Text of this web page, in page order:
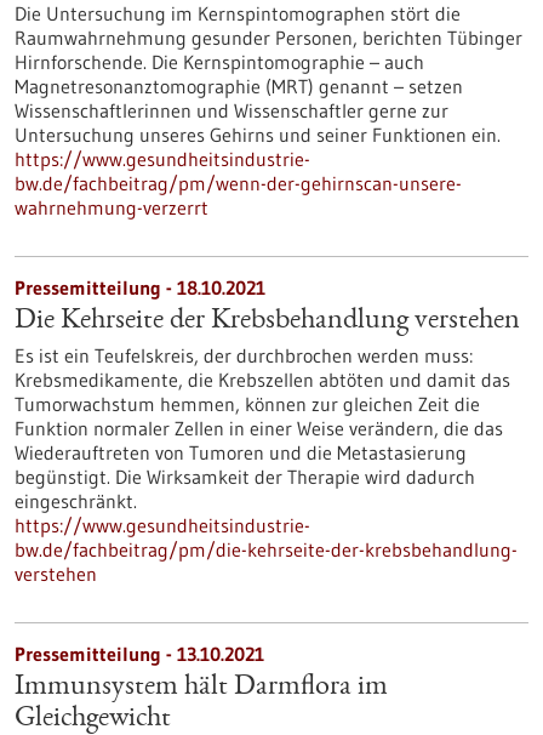
Die Untersuchung im Kernspintomographen stört die
Raumwahrnehmung gesunder Personen, berichten Tübinger
Hirnforschende. Die Kernspintomographie – auch
Magnetresonanztomographie (MRT) genannt – setzen
Wissenschaftlerinnen und Wissenschaftler gerne zur
Untersuchung unseres Gehirns und seiner Funktionen ein.
https://www.gesundheitsindustrie-
bw.de/fachbeitrag/pm/wenn-der-gehirnscan-unsere-
wahrnehmung-verzerrt
Pressemitteilung - 18.10.2021
Die Kehrseite der Krebsbehandlung verstehen
Es ist ein Teufelskreis, der durchbrochen werden muss:
Krebsmedikamente, die Krebszellen abtöten und damit das
Tumorwachstum hemmen, können zur gleichen Zeit die
Funktion normaler Zellen in einer Weise verändern, die das
Wiederauftreten von Tumoren und die Metastasierung
begünstigt. Die Wirksamkeit der Therapie wird dadurch
eingeschränkt.
https://www.gesundheitsindustrie-
bw.de/fachbeitrag/pm/die-kehrseite-der-krebsbehandlung-
verstehen
Pressemitteilung - 13.10.2021
Immunsystem hält Darmflora im
Gleichgewicht